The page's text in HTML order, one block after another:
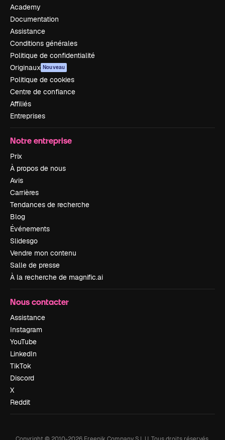
Academy
Documentation
Assistance
Conditions générales
Politique de confidentialité
Originaux Nouveau
Politique de cookies
Centre de confiance
Affiliés
Entreprises
Notre entreprise
Prix
À propos de nous
Avis
Carrières
Tendances de recherche
Blog
Événements
Slidesgo
Vendre mon contenu
Salle de presse
À la recherche de magnific.ai
Nous contacter
Assistance
Instagram
YouTube
LinkedIn
TikTok
Discord
X
Reddit